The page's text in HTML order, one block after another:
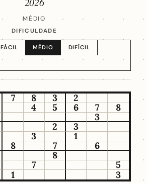
MÉDIO
DIFICULDADE
FÁCIL MÉDIO DIFÍCIL
7 8 3
2
4
5 6 7
8
3
2
3
3
1
8 7
6
8
7
5
1 3